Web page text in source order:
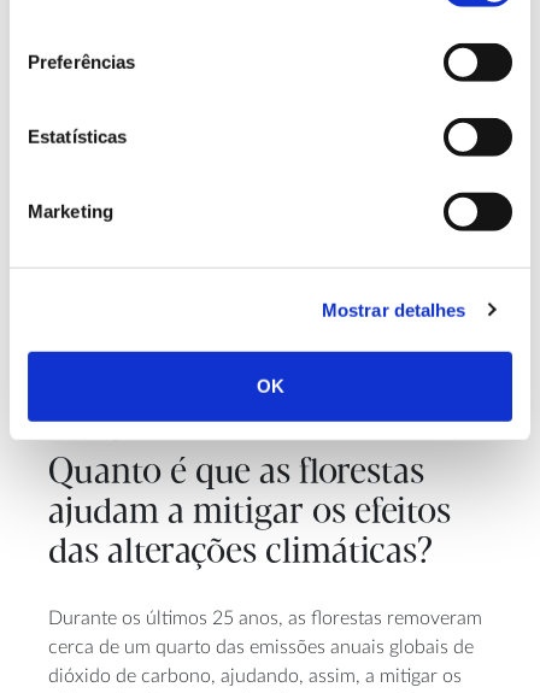
Preferências
Estatísticas
Marketing
Mostrar detalhes
OK
impactes do aquecimento global decorrente das
Quanto é que as florestas
ajudam a mitigar os efeitos
das alterações climáticas?
Durante os últimos 25 anos, as florestas removeram
cerca de um quarto das emissões anuais globais de
dióxido de carbono, ajudando, assim, a mitigar os